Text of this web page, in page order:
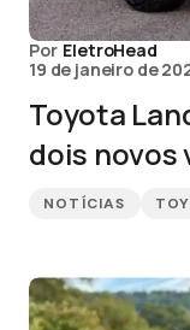
Por EletroHead
19 de janeiro de
Toyota
dois
NOTÍCIAS